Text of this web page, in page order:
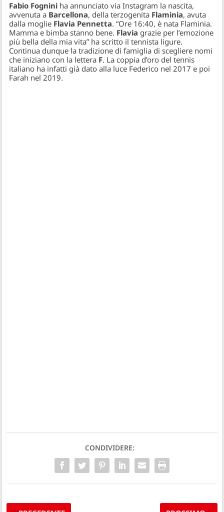
Fabio Fognini ha annunciato via Instagram la nascita,
avvenuta a Barcellona, della terzogenita Flaminia, avuta
dalla moglie Flavia Pennetta. “Ore 16:40, è nata Flaminia.
Mamma e bimba stanno bene. Flavia grazie per l’emozione
più bella della mia vita” ha scritto il tennista ligure.
Continua dunque la tradizione di famiglia di scegliere nomi
che iniziano con la lettera F. La coppia d’oro del tennis
italiano ha infatti già dato alla luce Federico nel 2017 e poi
Farah nel 2019.
CONDIVIDERE: